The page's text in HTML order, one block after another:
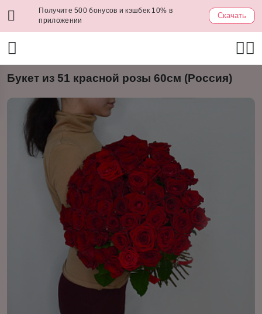
Получите 500 бонусов и кэшбек 10% в
приложении
Скачать
Букет из 51 красной розы 60см (Россия)